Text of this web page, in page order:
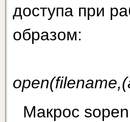
доступа при
образом:
Макрос